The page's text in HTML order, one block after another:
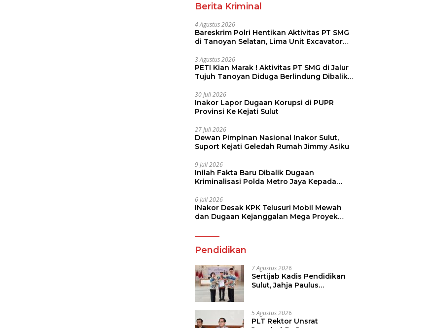
Berita Kriminal
4 Agustus 2026
Bareskrim Polri Hentikan Aktivitas PT SMG
di Tanoyan Selatan, Lima Unit Excavator
3 Agustus 2026
PETI Kian Marak ! Aktivitas PT SMG di Jalur
Tujuh Tanoyan Diduga Berlindung Dibalik
30 Juli 2026
Inakor Lapor Dugaan Korupsi di PUPR
Provinsi Ke Kejati Sulut
27 Juli 2026
Dewan Pimpinan Nasional Inakor Sulut,
Suport Kejati Geledah Rumah Jimmy Asiku
9 Juli 2026
Inilah Fakta Baru Dibalik Dugaan
Kriminalisasi Polda Metro Jaya Kepada
6 Juli 2026
INakor Desak KPK Telusuri Mobil Mewah
dan Dugaan Kejanggalan Mega Proyek
Pendidikan
7 Agustus 2026
Sertijab Kadis Pendidikan
Sulut, Jahja Paulus
Pendidikan
5 Agustus 2026
PLT Rektor Unsrat